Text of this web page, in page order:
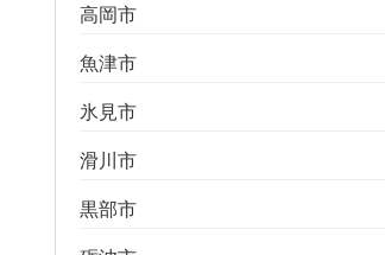
高岡市
魚津市
氷見市
滑川市
黒部市